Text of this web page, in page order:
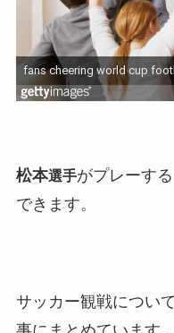
松本選手がプレーする
できます。
サッカー観戦につい